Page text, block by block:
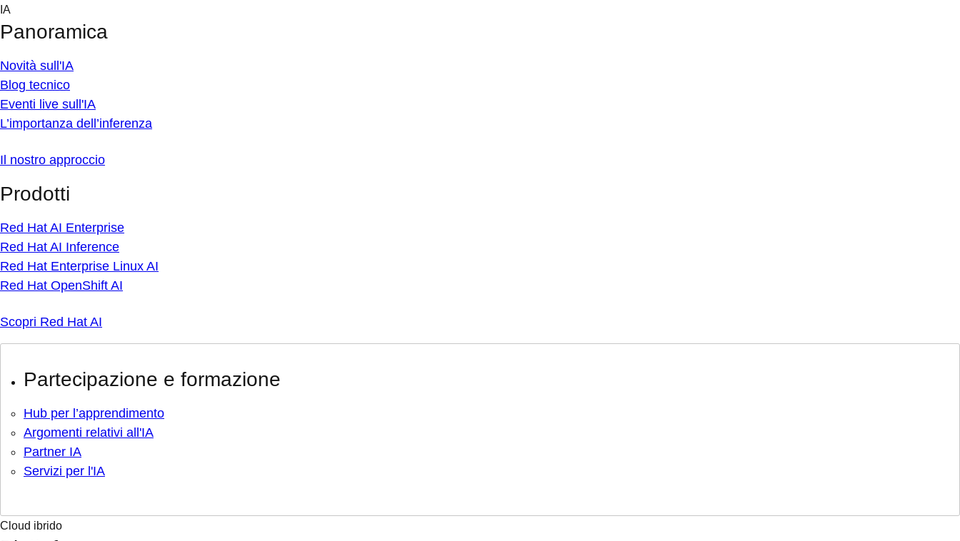
Skip
content
IA
Panoramica
Novità sull'IA
Blog tecnico
Eventi live sull'IA
L’importanza dell’inferenza
Il nostro approccio
Prodotti
Red Hat AI Enterprise
Red Hat AI Inference
Red Hat Enterprise Linux AI
Red Hat OpenShift AI
Scopri Red Hat AI
Partecipazione e formazione
Hub per l’apprendimento
Argomenti relativi all'IA
Partner IA
Servizi per l'IA
Cloud ibrido